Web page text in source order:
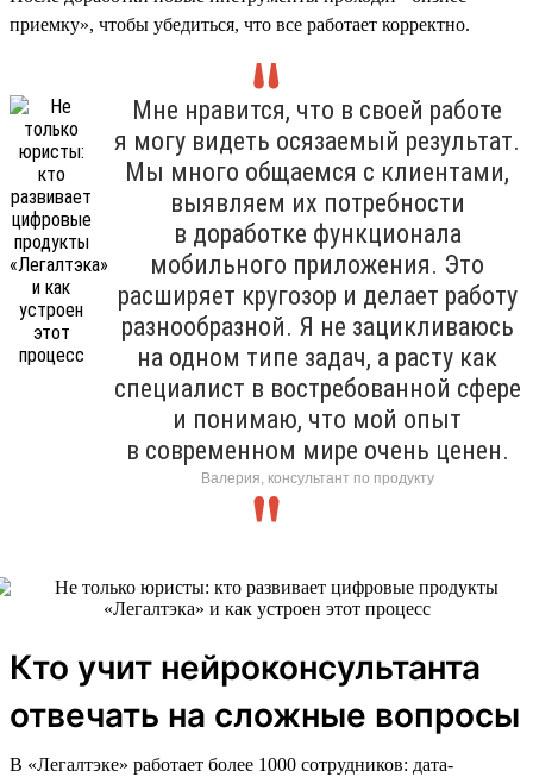
приемку», чтобы убедиться, что все работает корректно.
Мне нравится, что в своей работе
я могу видеть осязаемый результат.
Мы много общаемся с клиентами,
выявляем их потребности
в доработке функционала
мобильного приложения. Это
расширяет кругозор и делает работу
разнообразной. Я не зацикливаюсь
на одном типе задач, а расту как
специалист в востребованной сфере
и понимаю, что мой опыт
в современном мире очень ценен.
Валерия, консультант по продукту
Кто учит нейроконсультанта
отвечать на сложные вопросы
В «Легалтэке» работает более 1000 сотрудников: дата-